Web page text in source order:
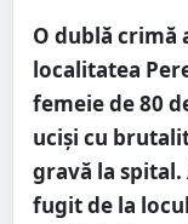
O dublă crimă
localitatea
femeie de 80
uciși cu
gravă la
fugit de la